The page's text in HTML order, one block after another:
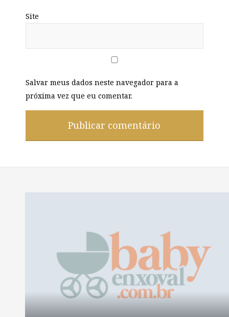
Site
Salvar meus dados neste navegador para a
próxima vez que eu comentar.